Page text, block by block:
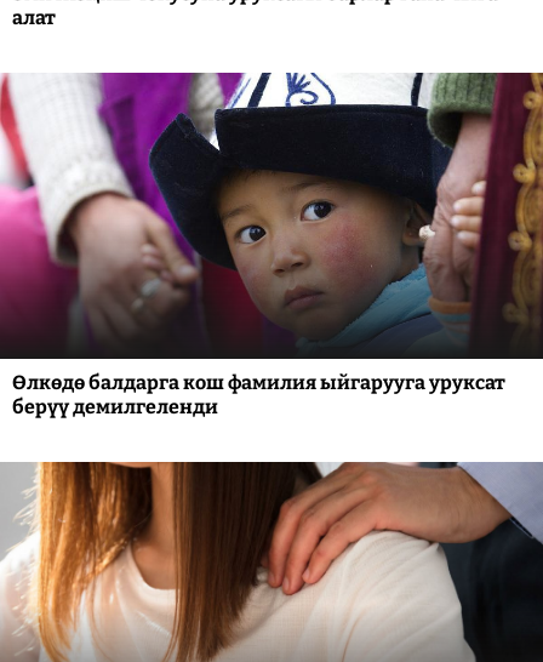
алат
Өлкөдө балдарга кош фамилия ыйгарууга уруксат
берүү демилгеленди